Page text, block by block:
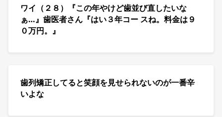
ワイ（２８）『この年やけど歯並び直したいな
ぁ…』歯医者さん『はい３年コー スね。料金は９
０万円。』
歯列矯正してると笑顔を見せられないのが一番辛
いよな